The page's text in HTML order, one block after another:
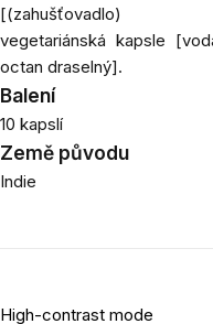
[(zahušťovadlo)
vegetariánská kapsle
octan draselný].
Balení
10 kapslí
Země původu
Indie
High-contrast mode